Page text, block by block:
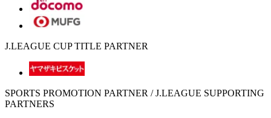
J.LEAGUE CUP TITLE PARTNER
SPORTS PROMOTION PARTNER / J.LEAGUE SUPPORTING
PARTNERS